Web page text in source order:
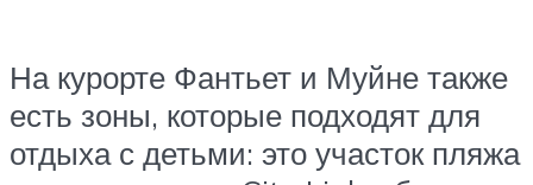
На курорте Фантьет и Муйне также
есть зоны, которые подходят для
отдыха с детьми: это участок пляжа